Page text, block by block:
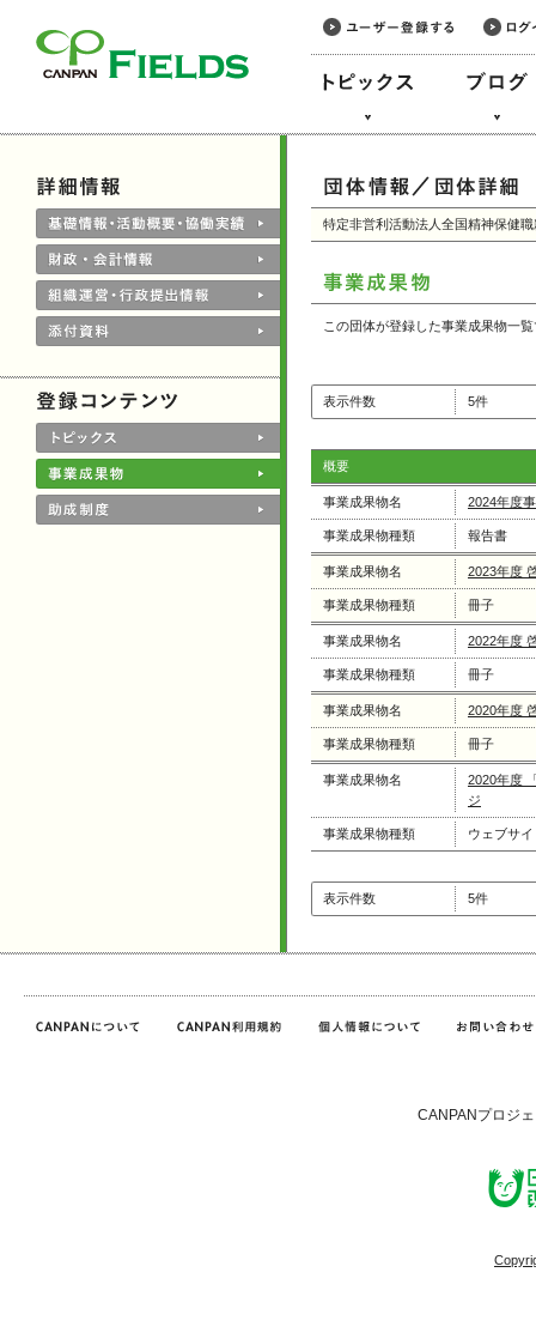
特定非営利活動法人全国精神保健職
この団体が登録した事業成果物一
表示件数 5件
概要
事業成果物名 2024年度
事業成果物種類 報告書
事業成果物名 2023年度
事業成果物種類 冊子
事業成果物名 2022年度
事業成果物種類 冊子
事業成果物名 2020年度
事業成果物種類 冊子
事業成果物名
2020年度
ジ
事業成果物種類 ウェブサイ
表示件数 5件
CANPANプロジ